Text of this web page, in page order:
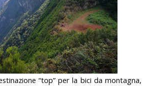
“top” per la bici da montagna,